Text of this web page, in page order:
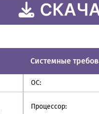
Системные
ОС:
Процессор: